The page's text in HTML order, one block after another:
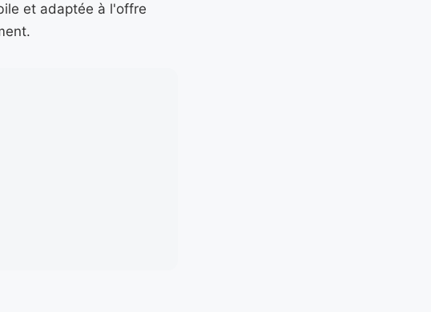
et adaptée à l'offre